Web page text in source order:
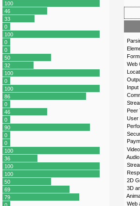
0
50
100
0
100
86
0
0
90
0
0
100
36
100
50
69
0
33
46
100
0
100
32
46
79
100
Input
Peer
User
Video
Audio
Web
Web
2D
3D